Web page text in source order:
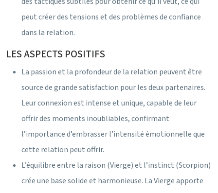
peut créer des tensions et des problèmes de confiance
dans la relation.
LES ASPECTS POSITIFS
La passion et la profondeur de la relation peuvent être
source de grande satisfaction pour les deux partenaires.
Leur connexion est intense et unique, capable de leur
offrir des moments inoubliables, confirmant
l’importance d’embrasser l’intensité émotionnelle que
cette relation peut offrir.
L’équilibre entre la raison (Vierge) et l’instinct (Scorpion)
crée une base solide et harmonieuse. La Vierge apporte